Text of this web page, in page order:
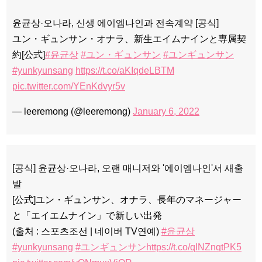
윤균상·오나라, 신생 에이엠나인과 전속계약 [공식]
ユン・ギュンサン・オナラ、新生エイムナインと専属契
約[公式]#윤균상 #ユン・ギュンサン #ユンギュンサン
#yunkyunsang https://t.co/aKIqdeLBTM
pic.twitter.com/YEnKdvyr5v
— leeremong (@leeremong) January 6, 2022
[공식] 윤균상·오나라, 오랜 매니저와 '에이엠나인'서 새출
발
[公式]ユン・ギュンサン、オナラ、長年のマネージャー
と「エイエムナイン」で新しい出発
(출처 : 스포츠조선 | 네이버 TV연예) #윤균상
#yunkyunsang #ユンギュンサンhttps://t.co/qINZnqtPK5